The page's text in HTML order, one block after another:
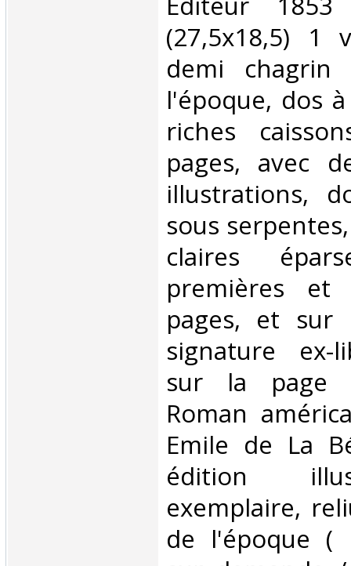
(27,5x18,5) 1
demi chagrin
l'époque, dos
riches
pages, avec
illustrations,
sous
claires
premières et
pages, et sur
signature ex-
sur la page
Roman
Emile de La
édition
exemplaire,
de l'époque (